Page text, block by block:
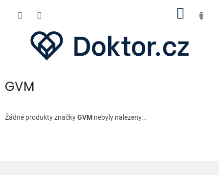
GVM
Žádné produkty značkyGVM nebyly nalezeny...